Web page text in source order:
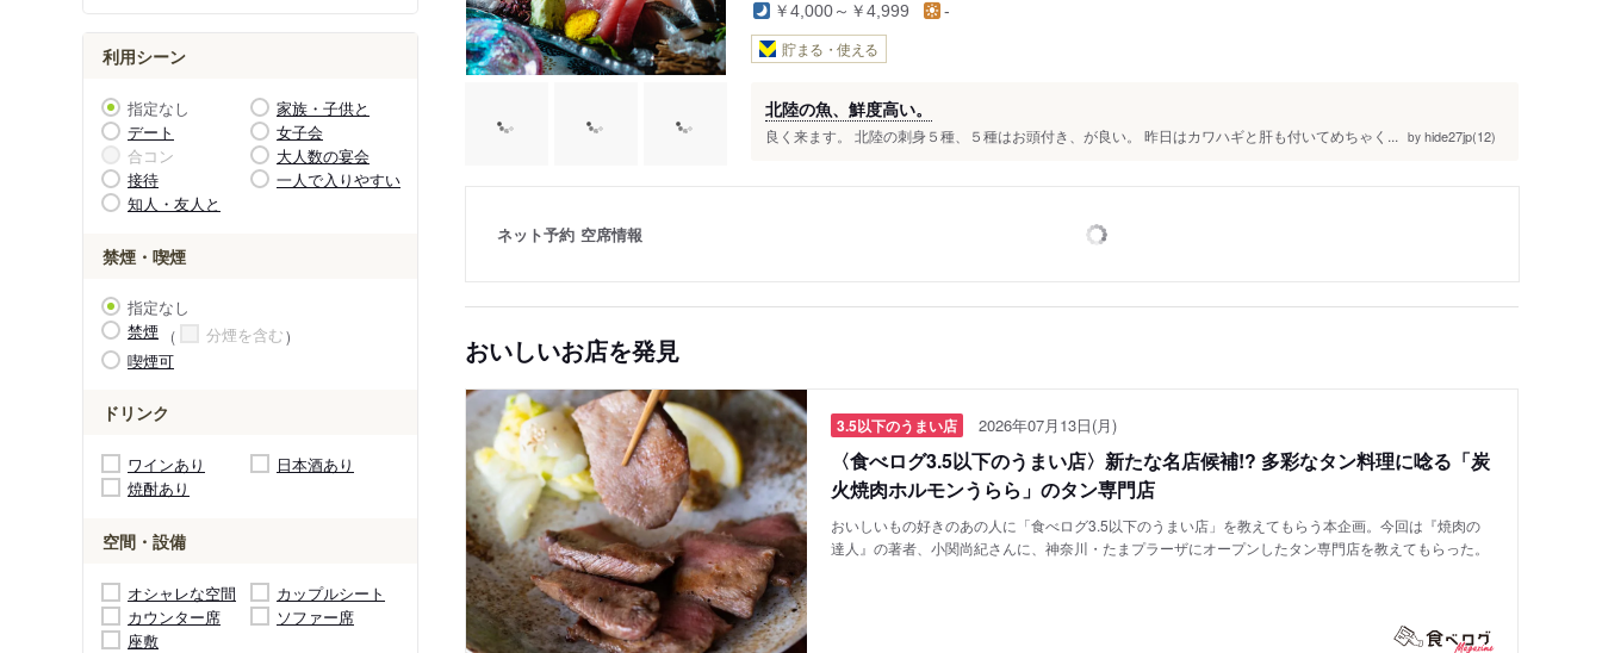
利用シーン
指定なし
家族・子供と
デート
女子会
合コン
大人数の宴会
接待
一人で入りやすい
知人・友人と
禁煙・喫煙
指定なし
禁煙
分煙を含む
喫煙可
ドリンク
ワインあり
日本酒あり
焼酎あり
空間・設備
オシャレな空間
カップルシート
カウンター席
ソファー席
座敷
￥4,000～￥4,999 -
貯まる・使える
北陸の魚、鮮度高い。
良く来ます。 北陸の刺身５種、５種はお頭付き、が良い。 昨日はカワハギと肝も付いてめちゃく... by hide27jp(12)
ネット予約 空席情報
おいしいお店を発見
3.5以下のうまい店 2026年07月13日(月)
〈食べログ3.5以下のうまい店〉新たな名店候補!? 多彩なタン料理に唸る「炭
火焼肉ホルモンうらら」のタン専門店
おいしいもの好きのあの人に「食べログ3.5以下のうまい店」を教えてもらう本企画。今回は『焼肉の
達人』の著者、小関尚紀さんに、神奈川・たまプラーザにオープンしたタン専門店を教えてもらった。